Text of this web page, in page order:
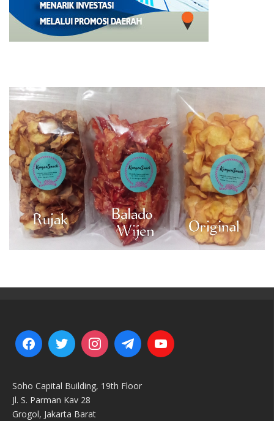
Soho Capital Building, 19th Floor
Jl. S. Parman Kav 28
Grogol, Jakarta Barat